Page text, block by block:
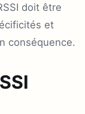
doit être
et
conséquence.